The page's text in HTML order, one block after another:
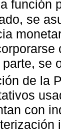
función
se
se
de la
con